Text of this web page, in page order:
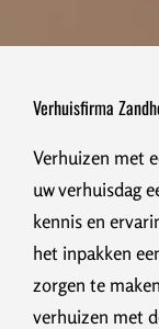
Verhuisfirma
Verhuizen met
uw verhuisdag
kennis en
het inpakken
zorgen te
verhuizen met